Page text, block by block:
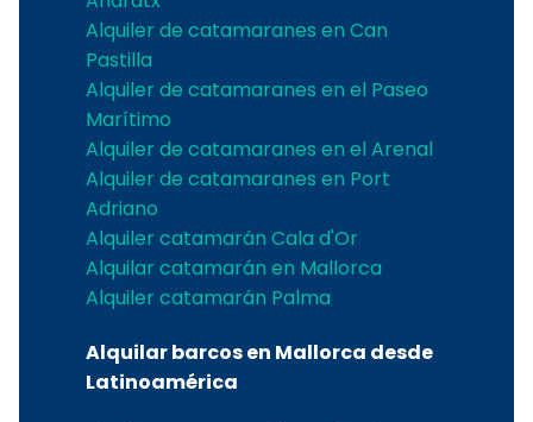
Alquiler de catamaranes en Can
Pastilla
Alquiler de catamaranes en el Paseo
Marítimo
Alquiler de catamaranes en el Arenal
Alquiler de catamaranes en Port
Adriano
Alquiler catamarán Cala d'Or
Alquilar catamarán en Mallorca
Alquiler catamarán Palma
Alquilar barcos en Mallorca desde
Latinoamérica